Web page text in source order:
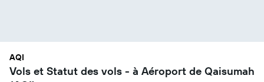
AQI
Vols et Statut des vols - à Aéroport de Qaisumah